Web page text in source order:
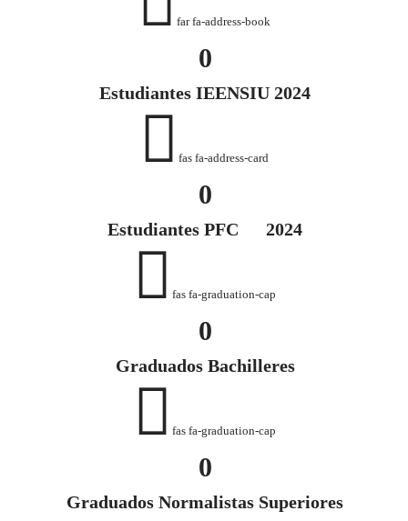
far fa-address-book
0
Estudiantes IEENSIU 2024
fas fa-address-card
0
Estudiantes PFC 2024
fas fa-graduation-cap
0
Graduados Bachilleres
fas fa-graduation-cap
0
Graduados Normalistas Superiores